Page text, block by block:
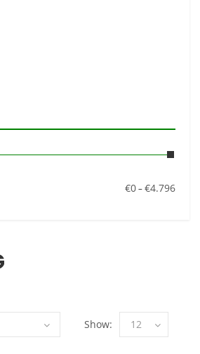
€0–€4.796
Show: 12